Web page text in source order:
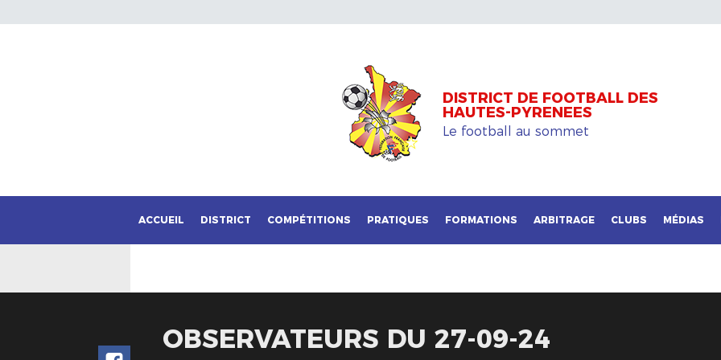
DISTRICT DE FOOTBALL DES
HAUTES-PYRENEES
Le football au sommet
ACCUEIL DISTRICT COMPÉTITIONS PRATIQUES FORMATIONS ARBITRAGE CLUBS MÉDIAS
OBSERVATEURS DU 27-09-24